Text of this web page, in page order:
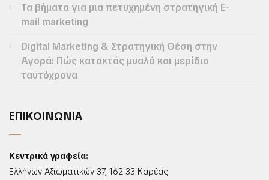
Τα βήματα για μια πετυχημένη στρατηγική E-
mail marketing
Digital Marketing & Στρατηγική Θέση στην
Αγορά: Πώς κατακτάς μυαλό και μερίδιο
ταυτόχρονα
ΕΠΙΚΟΙΝΩΝΙΑ
Κεντρικά γραφεία:
Ελλήνων Αξιωματικών 37, 162 33 Καρέας